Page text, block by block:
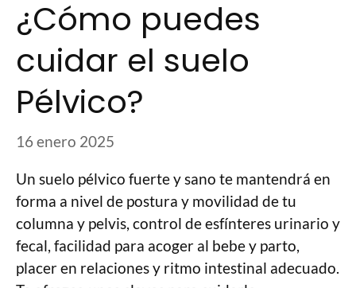
¿Cómo puedes
cuidar el suelo
Pélvico?
16 enero 2025
Un suelo pélvico fuerte y sano te mantendrá en
forma a nivel de postura y movilidad de tu
columna y pelvis, control de esfínteres urinario y
fecal, facilidad para acoger al bebe y parto,
placer en relaciones y ritmo intestinal adecuado.